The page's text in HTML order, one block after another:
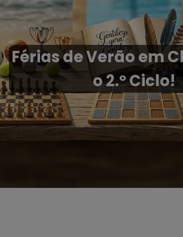
Férias de Verão em
o 2.º Ciclo!